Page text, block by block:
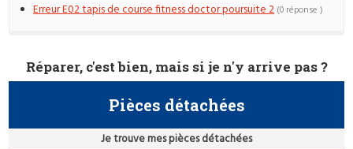
Erreur E02 tapis de course fitness doctor poursuite 2 (0 réponse )
Réparer, c'est bien, mais si je n'y arrive pas ?
Pièces détachées
Je trouve mes pièces détachées